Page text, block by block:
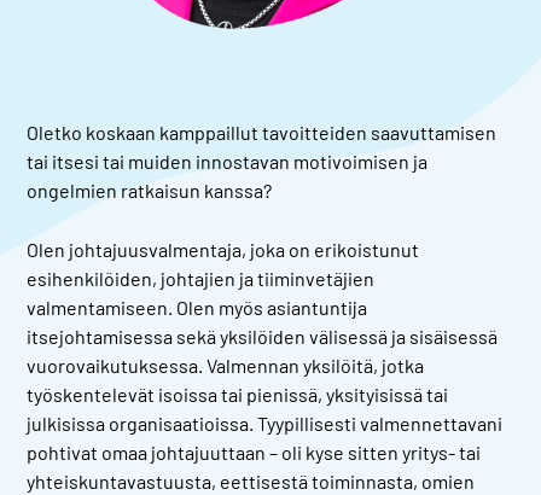
Oletko koskaan kamppaillut tavoitteiden saavuttamisen
tai itsesi tai muiden innostavan motivoimisen ja
ongelmien ratkaisun kanssa?
Olen johtajuusvalmentaja, joka on erikoistunut
esihenkilöiden, johtajien ja tiiminvetäjien
valmentamiseen. Olen myös asiantuntija
itsejohtamisessa sekä yksilöiden välisessä ja sisäisessä
vuorovaikutuksessa. Valmennan yksilöitä, jotka
työskentelevät isoissa tai pienissä, yksityisissä tai
julkisissa organisaatioissa. Tyypillisesti valmennettavani
pohtivat omaa johtajuuttaan – oli kyse sitten yritys- tai
yhteiskuntavastuusta, eettisestä toiminnasta, omien